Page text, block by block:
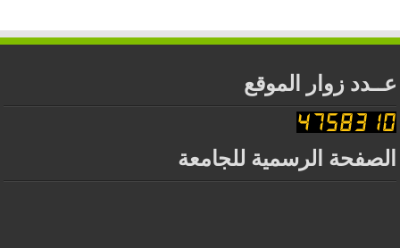
عــدد زوار الموقع
الصفحة الرسمية للجامعة